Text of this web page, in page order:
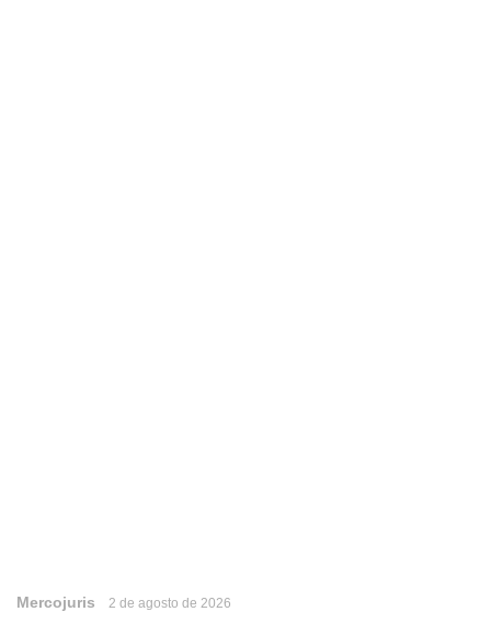
Mercojuris 2 de agosto de 2026